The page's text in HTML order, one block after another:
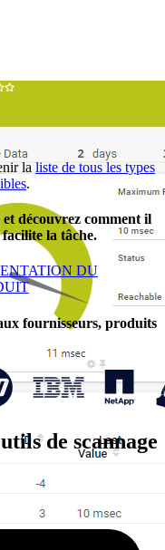
la liste de tous les types
.
découvrez comment il
la tâche.
DU
fournisseurs, produits
de scannage